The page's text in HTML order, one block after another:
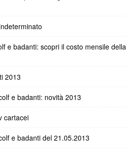
e badanti: scopri il costo mensile della
2013
e badanti: novità 2013
cartacei
e badanti del 21.05.2013